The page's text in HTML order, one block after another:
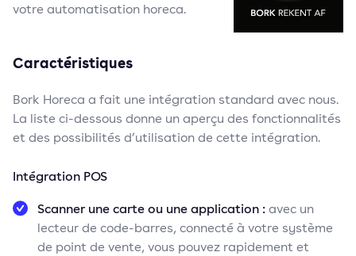
Entreprise
Réserver une démo
votre automatisation horeca.
Caractéristiques
Bork Horeca a fait une intégration standard avec nous.
La liste ci-dessous donne un aperçu des fonctionnalités
et des possibilités d’utilisation de cette intégration.
Intégration POS
Scanner une carte ou une application :avec un
lecteur de code-barres, connecté à votre système
de point de vente, vous pouvez rapidement et